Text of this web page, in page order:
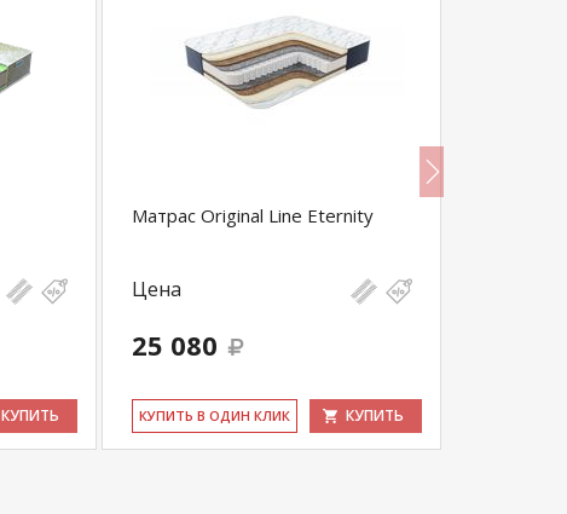
КУПИТЬ
Матрас Original Line Eternity
Цена
25 080
КУ­ПИТЬ В ОДИН КЛИК КУПИТЬ